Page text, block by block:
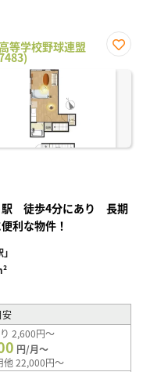
等学校野球連盟
に入
駅 徒歩4分にあり 長期
利な物件！
安
2,600円～
円/月～
他 22,000円～